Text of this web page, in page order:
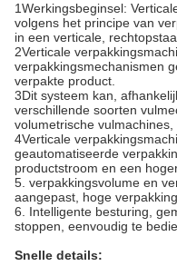
1Werkingsbeginsel:
volgens het principe van
in een verticale,
2Verticale
verpakkingsmechanismen
verpakte product.
3Dit systeem kan,
verschillende soorten
volumetrische
4Verticale
geautomatiseerde
productstroom en een
5. verpakkingsvolume en
aangepast, hoge
6. Intelligente besturing,
stoppen, eenvoudig te
Snelle details: